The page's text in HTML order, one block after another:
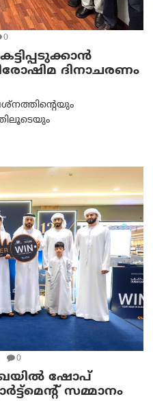
0
ദിനാചരണം
0
ഷോപ്
സമ്മാനം